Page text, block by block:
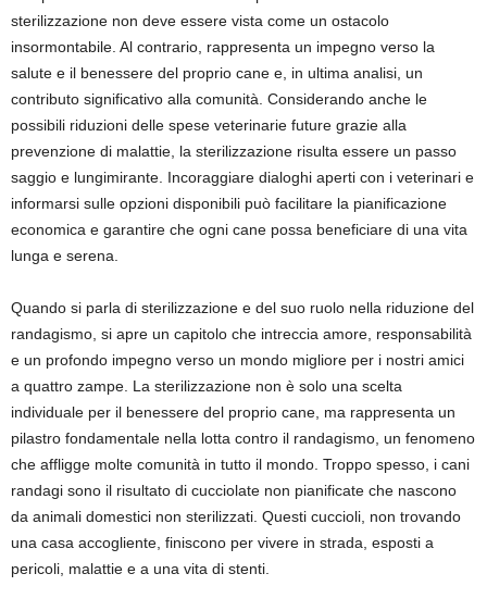
sterilizzazione non deve essere vista come un ostacolo
insormontabile. Al contrario, rappresenta un impegno verso la
salute e il benessere del proprio cane e, in ultima analisi, un
contributo significativo alla comunità. Considerando anche le
possibili riduzioni delle spese veterinarie future grazie alla
prevenzione di malattie, la sterilizzazione risulta essere un passo
saggio e lungimirante. Incoraggiare dialoghi aperti con i veterinari e
informarsi sulle opzioni disponibili può facilitare la pianificazione
economica e garantire che ogni cane possa beneficiare di una vita
lunga e serena.
Quando si parla di sterilizzazione e del suo ruolo nella riduzione del
randagismo, si apre un capitolo che intreccia amore, responsabilità
e un profondo impegno verso un mondo migliore per i nostri amici
a quattro zampe. La sterilizzazione non è solo una scelta
individuale per il benessere del proprio cane, ma rappresenta un
pilastro fondamentale nella lotta contro il randagismo, un fenomeno
che affligge molte comunità in tutto il mondo. Troppo spesso, i cani
randagi sono il risultato di cucciolate non pianificate che nascono
da animali domestici non sterilizzati. Questi cuccioli, non trovando
una casa accogliente, finiscono per vivere in strada, esposti a
pericoli, malattie e a una vita di stenti.